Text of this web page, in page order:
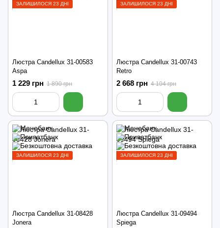
ЗАЛИШИЛОСЯ 23 ДНІ
Люстра Candellux 31-00583
Aspa
1 229 грн 1 890 грн
ЗАЛИШИЛОСЯ 23 ДНІ
Люстра Candellux 31-00743
Retro
2 668 грн 4 104 грн
ЗАЛИШИЛОСЯ 23 ДНІ
Люстра Candellux 31-08428
Jonera
ЗАЛИШИЛОСЯ 23 ДНІ
Люстра Candellux 31-09494
Spiega